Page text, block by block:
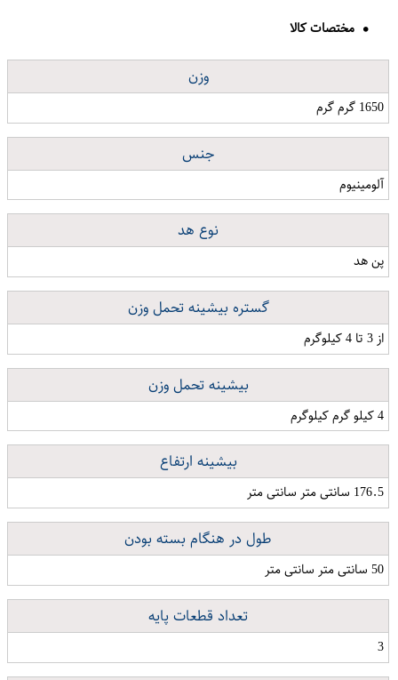
مختصات کالا
وزن
1650 گرم گرم
جنس
آلومینیوم
نوع هد
پن هد
گستره بیشینه تحمل وزن
از 3 تا 4 کیلوگرم
بیشینه تحمل وزن
4 کیلو گرم کیلوگرم
بیشینه ارتفاع
176.5 سانتی متر سانتی متر
طول در هنگام بسته بودن
50 سانتی متر سانتی متر
تعداد قطعات پایه
3